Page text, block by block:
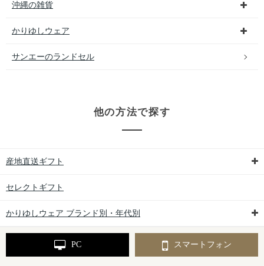
沖縄の雑貨
かりゆしウェア
サンエーのランドセル
他の方法で探す
産地直送ギフト
セレクトギフト
かりゆしウェア ブランド別・年代別
PC スマートフォン